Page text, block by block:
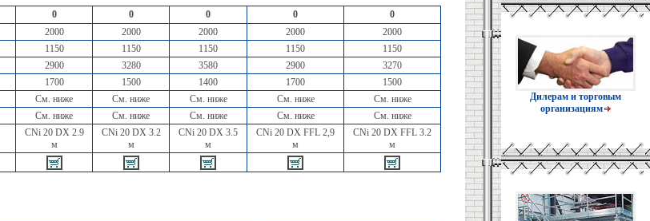
0 0 0 0
0
2000 2000 2000 2000
2000
1150 1150 1150 1150
1150
2900 3280 3580 2900
3270
1700 1500 1400 1700
1500
См. ниже См. ниже См. ниже См. ниже
См. ниже
См. ниже См. ниже См. ниже См. ниже
См. ниже
CNi 20 DX 2.9
м
CNi 20 DX 3.2
м
CNi 20 DX 3.5
м
CNi 20 DX FFL 2,9
м
CNi 20 DX FFL 3.2
м
Дилерам и торговым
организациям